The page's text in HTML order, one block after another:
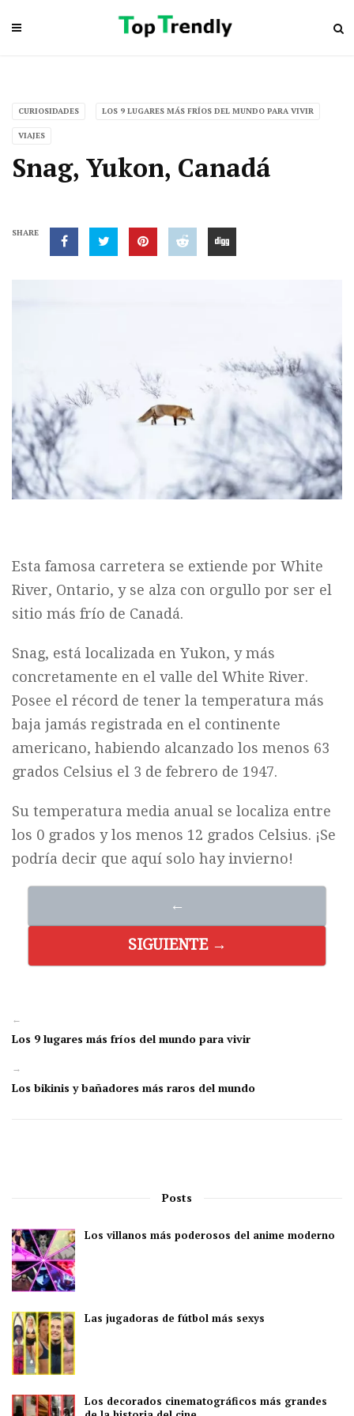
CURIOSIDADES LOS 9 LUGARES MÁS FRÍOS DEL MUNDO PARA VIVIR
VIAJES
Snag, Yukon, Canadá
SHARE
Esta famosa carretera se extiende por White
River, Ontario, y se alza con orgullo por ser el
sitio más frío de Canadá.
Snag, está localizada en Yukon, y más
concretamente en el valle del White River.
Posee el récord de tener la temperatura más
baja jamás registrada en el continente
americano, habiendo alcanzado los menos 63
grados Celsius el 3 de febrero de 1947.
Su temperatura media anual se localiza entre
los 0 grados y los menos 12 grados Celsius. ¡Se
podría decir que aquí solo hay invierno!
←
SIGUIENTE →
←
Los 9 lugares más fríos del mundo para vivir
→
Los bikinis y bañadores más raros del mundo
Posts
Los villanos más poderosos del anime moderno
Las jugadoras de fútbol más sexys
Los decorados cinematográficos más grandes